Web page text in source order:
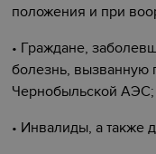
положения и при
• Граждане,
болезнь, вызванную
Чернобыльской АЭС;
• Инвалиды, а также